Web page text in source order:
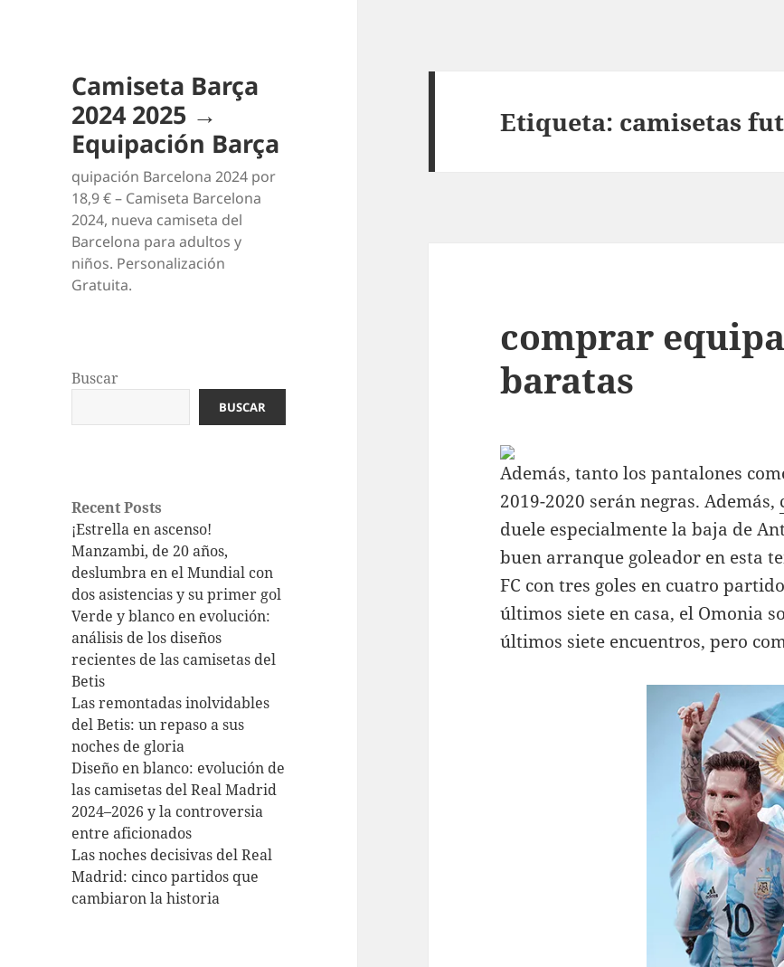
Camiseta Barça
2024 2025 →
Equipación Barça
quipación Barcelona 2024 por
18,9 € – Camiseta Barcelona
2024, nueva camiseta del
Barcelona para adultos y
niños. Personalización
Gratuita.
Buscar
BUSCAR
Recent Posts
¡Estrella en ascenso!
Manzambi, de 20 años,
deslumbra en el Mundial con
dos asistencias y su primer gol
Verde y blanco en evolución:
análisis de los diseños
recientes de las camisetas del
Betis
Las remontadas inolvidables
del Betis: un repaso a sus
noches de gloria
Diseño en blanco: evolución de
las camisetas del Real Madrid
2024–2026 y la controversia
entre aficionados
Las noches decisivas del Real
Madrid: cinco partidos que
cambiaron la historia
Etiqueta: camisetas
comprar
baratas
Además, tanto los pantalones
2019-2020 serán negras. Además,
duele especialmente la baja de
buen arranque goleador en esta
FC con tres goles en cuatro
últimos siete en casa, el Omonia
últimos siete encuentros, pero